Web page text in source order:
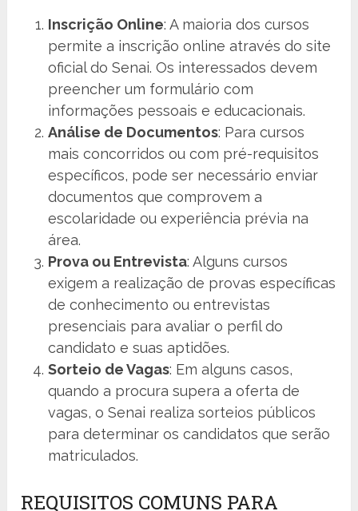
Inscrição Online: A maioria dos cursos
permite a inscrição online através do site
oficial do Senai. Os interessados devem
preencher um formulário com
informações pessoais e educacionais.
Análise de Documentos: Para cursos
mais concorridos ou com pré-requisitos
específicos, pode ser necessário enviar
documentos que comprovem a
escolaridade ou experiência prévia na
área.
Prova ou Entrevista: Alguns cursos
exigem a realização de provas específicas
de conhecimento ou entrevistas
presenciais para avaliar o perfil do
candidato e suas aptidões.
Sorteio de Vagas: Em alguns casos,
quando a procura supera a oferta de
vagas, o Senai realiza sorteios públicos
para determinar os candidatos que serão
matriculados.
REQUISITOS COMUNS PARA